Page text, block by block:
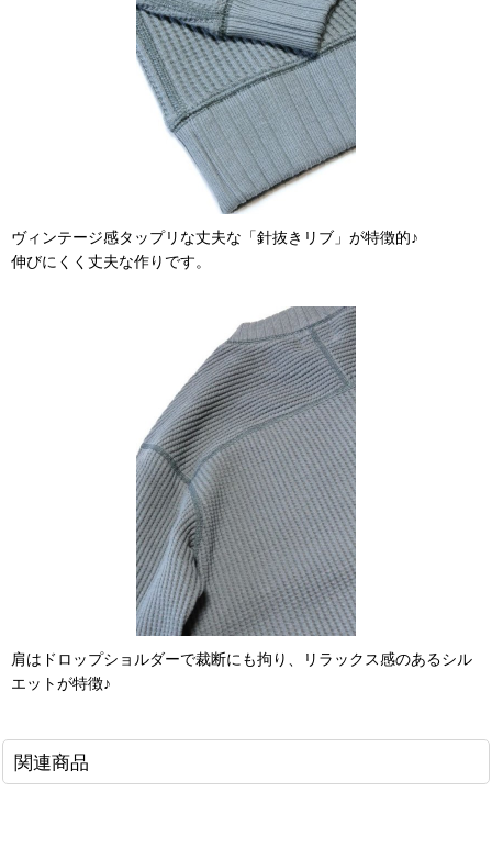
ヴィンテージ感タップリな丈夫な「針抜きリブ」が特徴的♪
伸びにくく丈夫な作りです。
肩はドロップショルダーで裁断にも拘り、リラックス感のあるシル
エットが特徴♪
関連商品